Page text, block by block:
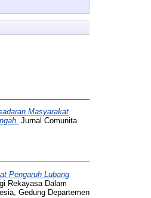
Masyarakat
Jurnal Comunita
Pengaruh Lubang
Rekayasa Dalam
Gedung Departemen